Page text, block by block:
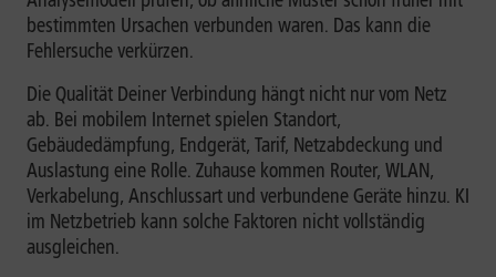
bestimmten Ursachen verbunden waren. Das kann die
Fehlersuche verkürzen.
Die Qualität Deiner Verbindung hängt nicht nur vom Netz
ab. Bei mobilem Internet spielen Standort,
Gebäudedämpfung, Endgerät, Tarif, Netzabdeckung und
Auslastung eine Rolle. Zuhause kommen Router, WLAN,
Verkabelung, Anschlussart und verbundene Geräte hinzu. KI
im Netzbetrieb kann solche Faktoren nicht vollständig
ausgleichen.